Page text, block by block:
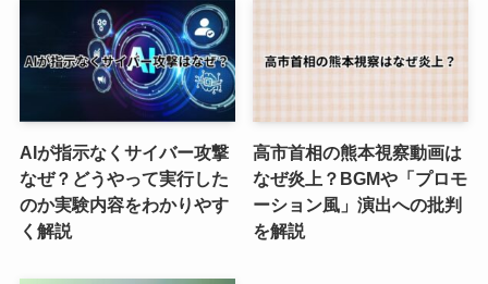
AIが指示なくサイバー攻撃
なぜ？どうやって実行した
のか実験内容をわかりやす
く解説
高市首相の熊本視察動画は
なぜ炎上？BGMや「プロモ
ーション風」演出への批判
を解説